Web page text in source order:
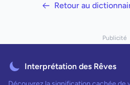
Retour au
Publicité
Interprétation des Rêves